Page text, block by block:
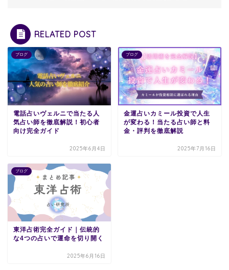
RELATED POST
ブログ
電話占いヴェルニで当たる人
気占い師を徹底解説！初心者
向け完全ガイド
2025年6月4日
ブログ
金運占いカミール投資で人生
が変わる！当たる占い師と料
金・評判を徹底解説
2025年7月16日
ブログ
東洋占術完全ガイド｜伝統的
な4つの占いで運命を切り開く
2025年6月16日